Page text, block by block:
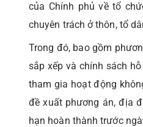
của Chính phủ về tổ
chuyên trách ở thôn, tổ
Trong đó, bao gồm
sắp xếp và chính sách
tham gia hoạt động
đề xuất phương án, địa
hạn hoàn thành trước